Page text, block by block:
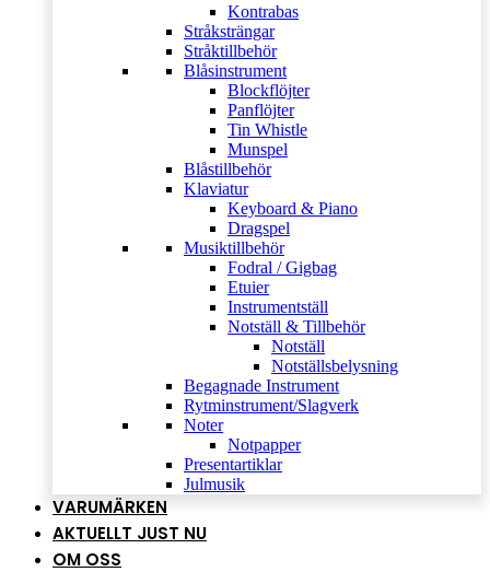
Kontrabas
Stråksträngar
Stråktillbehör
Blåsinstrument
Blockflöjter
Panflöjter
Tin Whistle
Munspel
Blåstillbehör
Klaviatur
Keyboard & Piano
Dragspel
Musiktillbehör
Fodral / Gigbag
Etuier
Instrumentställ
Notställ & Tillbehör
Notställ
Notställsbelysning
Begagnade Instrument
Rytminstrument/Slagverk
Noter
Notpapper
Presentartiklar
Julmusik
VARUMÄRKEN
AKTUELLT JUST NU
OM OSS